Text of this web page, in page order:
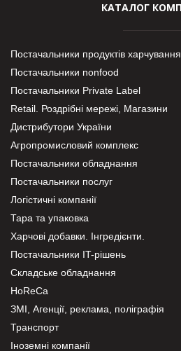
КАТАЛОГ
Постачальники продуктів харчування
Постачальники nonfood
Постачальники Private Label
Retail. Роздрібні мережі, Магазини
Дистрибутори України
Агропромисловий комплекс
Постачальники обладнання
Постачальники послуг
Логістичні компанії
Тара та упаковка
Харчові добавки. Інгредієнти.
Постачальники IT-рішень
Складське обладнання
HoReCa
ЗМІ, Агенції, реклама, поліграфія
Транспорт
Іноземні компанії